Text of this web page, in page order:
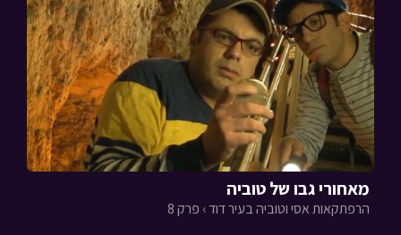
מאחורי גבו של טוביה
הרפתקאות אסי וטוביה בעיר דוד › פרק 8